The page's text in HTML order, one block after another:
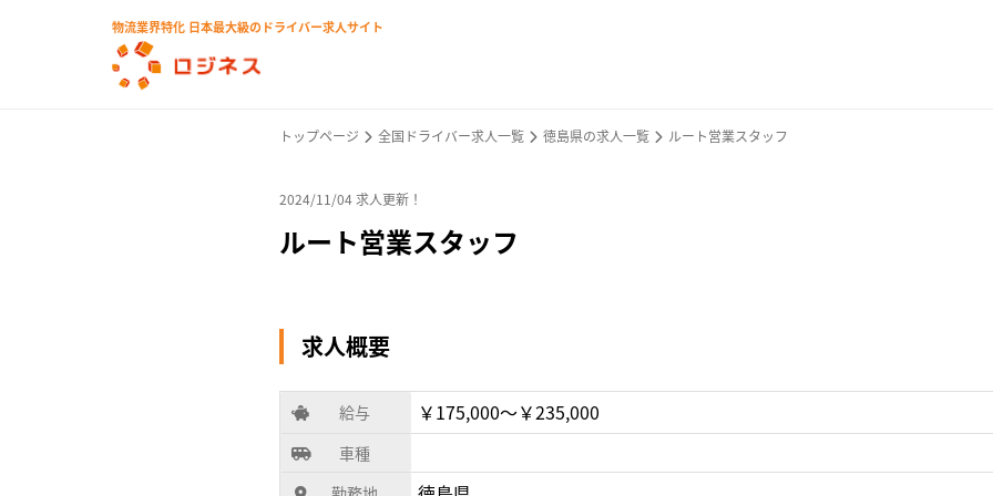
物流業界特化 日本最大級のドライバー求人サイト
トップページ 全国ドライバー求人一覧 徳島県の求人一覧 ルート営業スタッフ
2024/11/04 求人更新！
ルート営業スタッフ
求人概要
給与 ￥175,000〜￥235,000
車種